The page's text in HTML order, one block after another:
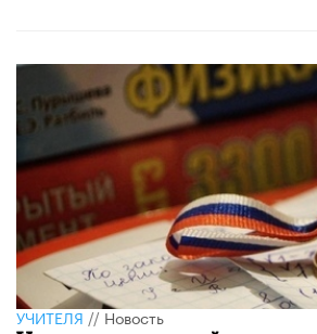
УЧИТЕЛЯ//Новость